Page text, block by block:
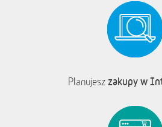
Planujesz zakupy w